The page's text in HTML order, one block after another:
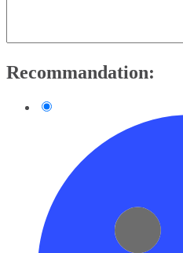
Recommandation: